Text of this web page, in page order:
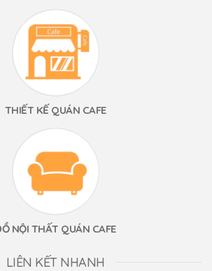
THIẾT KẾ QUÁN CAFE
NỘI THẤT QUÁN CAFE
LIÊN KẾT NHANH